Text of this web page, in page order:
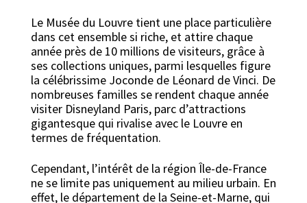
Le Musée du Louvre tient une place particulière
dans cet ensemble si riche, et attire chaque
année près de 10 millions de visiteurs, grâce à
ses collections uniques, parmi lesquelles figure
la célébrissime Joconde de Léonard de Vinci. De
nombreuses familles se rendent chaque année
visiter Disneyland Paris, parc d’attractions
gigantesque qui rivalise avec le Louvre en
termes de fréquentation.
Cependant, l’intérêt de la région Île-de-France
ne se limite pas uniquement au milieu urbain. En
effet, le département de la Seine-et-Marne, qui